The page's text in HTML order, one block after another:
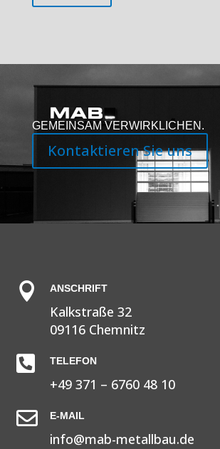
GEMEINSAM VERWIRKLICHEN.
Kontaktieren Sie uns
 ANSCHRIFT
Kalkstraße 32
09116 Chemnitz
 TELEFON
+49 371 – 6760 48 10
 E-MAIL
info@mab-metallbau.de